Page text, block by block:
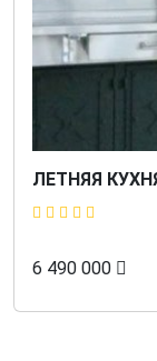
ЛЕТНЯЯ
6 490 000